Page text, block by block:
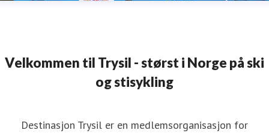
Velkommen til Trysil - størst i Norge på ski
og stisykling
Destinasjon Trysil er en medlemsorganisasjon for